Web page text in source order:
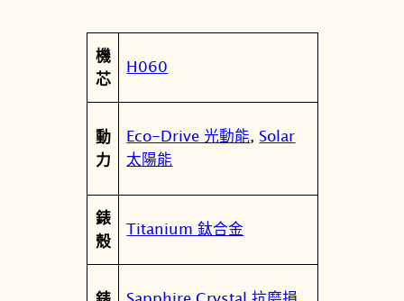
款
空
彩
系
列
鈦
金
屬
光
屬
性
值
機
芯
H060
動
力
Eco-Drive 光動能,Solar
太陽能
錶
殼
Titanium 鈦合金